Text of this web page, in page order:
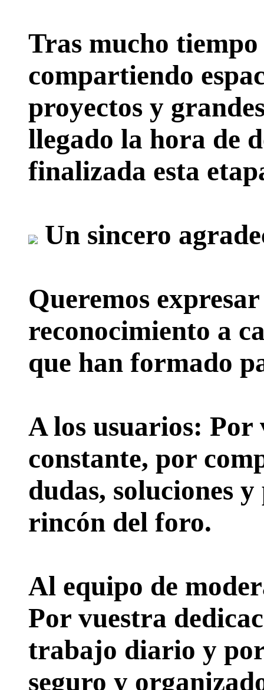
Tras mucho
compartiendo
proyectos y
llegado la hora de
finalizada esta
Un sincero
Queremos
reconocimiento a
que han formado
A los usuarios: Por
constante, por
dudas, soluciones
rincón del foro.
Al equipo de
Por vuestra
trabajo diario y por
seguro y